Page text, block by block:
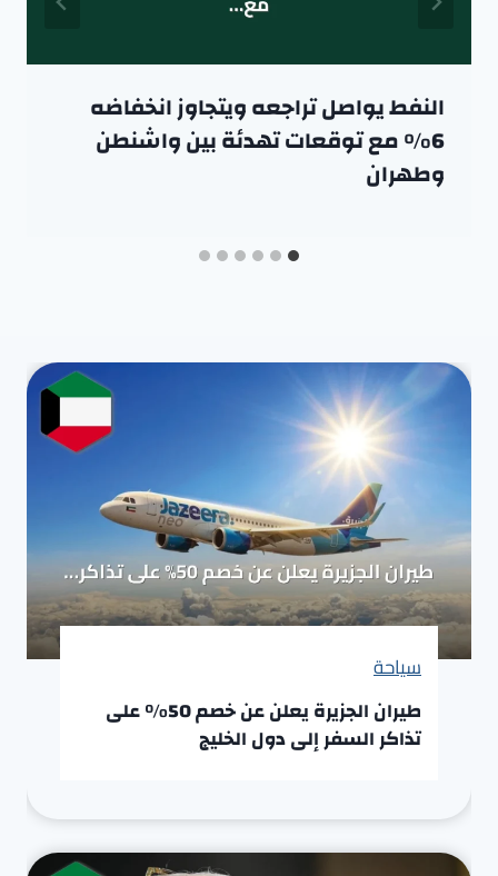
النفط يواصل تراجعه ويتجاوز انخفاضه
6% مع توقعات تهدئة بين واشنطن
وطهران
سياحة
طيران الجزيرة يعلن عن خصم 50% على
تذاكر السفر إلى دول الخليج